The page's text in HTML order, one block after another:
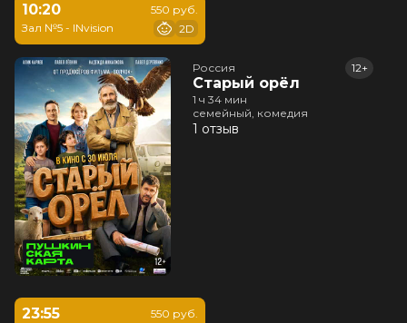
10:20
Зал №5 - INvision
550 руб.
2D
Россия
Старый орёл
12+
1 ч 34 мин
семейный, комедия
1 отзыв
23:55
550 руб.